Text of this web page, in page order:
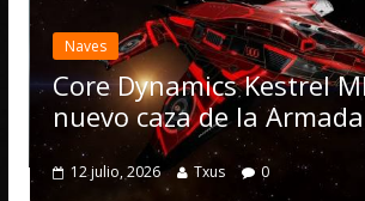
Kestrel Mk II: El
de la Armada Federal
Txus 0